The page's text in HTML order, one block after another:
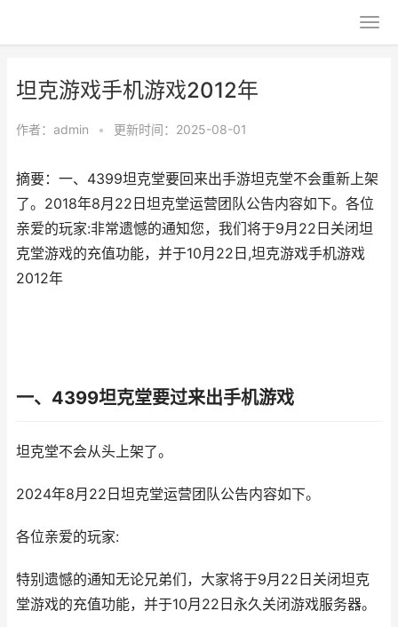
坦克游戏手机游戏2012年
作者： admin • 更新时间：2025-08-01
摘要：一、4399坦克堂要回来出手游坦克堂不会重新上架
了。2018年8月22日坦克堂运营团队公告内容如下。各位
亲爱的玩家:非常遗憾的通知您，我们将于9月22日关闭坦
克堂游戏的充值功能，并于10月22日,坦克游戏手机游戏
2012年
一、4399坦克堂要过来出手机游戏
坦克堂不会从头上架了。
2024年8月22日坦克堂运营团队公告内容如下。
各位亲爱的玩家:
特别遗憾的通知无论兄弟们，大家将于9月22日关闭坦克
堂游戏的充值功能，并于10月22日永久关闭游戏服务器。